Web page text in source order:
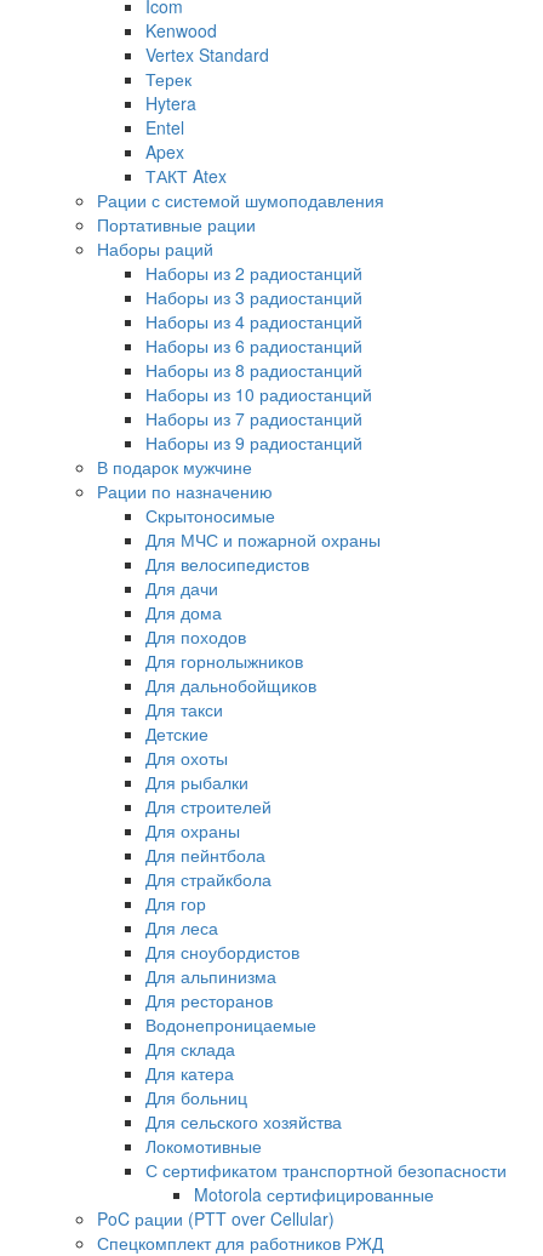
Icom
Kenwood
Vertex Standard
Терек
Hytera
Entel
Apex
ТАКТ Atex
Рации с системой шумоподавления
Портативные рации
Наборы раций
Наборы из 2 радиостанций
Наборы из 3 радиостанций
Наборы из 4 радиостанций
Наборы из 6 радиостанций
Наборы из 8 радиостанций
Наборы из 10 радиостанций
Наборы из 7 радиостанций
Наборы из 9 радиостанций
В подарок мужчине
Рации по назначению
Скрытоносимые
Для МЧС и пожарной охраны
Для велосипедистов
Для дачи
Для дома
Для походов
Для горнолыжников
Для дальнобойщиков
Для такси
Детские
Для охоты
Для рыбалки
Для строителей
Для охраны
Для пейнтбола
Для страйкбола
Для гор
Для леса
Для сноубордистов
Для альпинизма
Для ресторанов
Водонепроницаемые
Для склада
Для катера
Для больниц
Для сельского хозяйства
Локомотивные
С сертификатом транспортной безопасности
Motorola сертифицированные
PoC рации (PTT over Cellular)
Спецкомплект для работников РЖД